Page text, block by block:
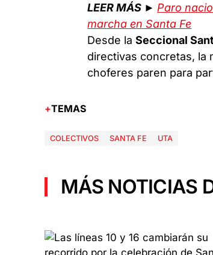
LEER MÁS ► Paro
marcha en Santa Fe
Desde laSeccional
directivas concretas, la
choferes paren para
TEMAS
COLECTIVOS SANTA FE UTA
MÁS NOTICIAS